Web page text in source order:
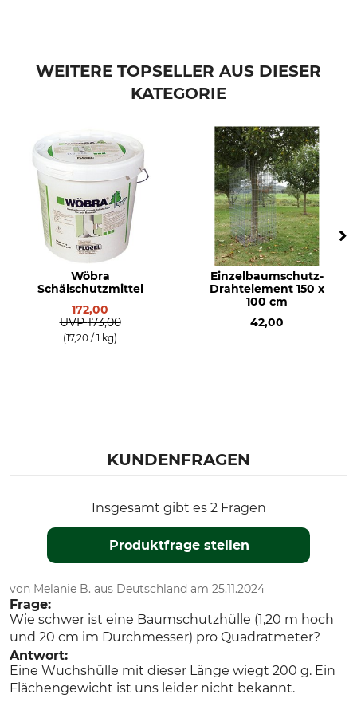
WEITERE TOPSELLER AUS DIESER
KATEGORIE
Wöbra
Schälschutzmittel
172,00
UVP 173,00
(17,20 / 1 kg)
Einzelbaumschutz-
Drahtelement 150 x
100 cm
42,00
KUNDENFRAGEN
Insgesamt gibt es 2 Fragen
Produktfrage stellen
von Melanie B. aus Deutschland am 25.11.2024
Frage:
Wie schwer ist eine Baumschutzhülle (1,20 m hoch
und 20 cm im Durchmesser) pro Quadratmeter?
Antwort:
Eine Wuchshülle mit dieser Länge wiegt 200 g. Ein
Flächengewicht ist uns leider nicht bekannt.